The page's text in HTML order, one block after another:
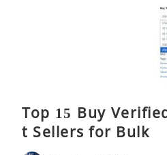
Top 15 Buy
t Sellers for Bulk